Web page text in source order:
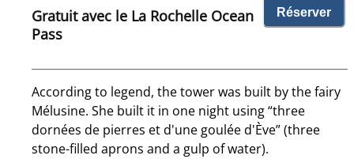
Gratuit avec le La Rochelle Ocean
Pass
Réserver
According to legend, the tower was built by the fairy
Mélusine. She built it in one night using “three
dornées de pierres et d'une goulée d'Ève” (three
stone-filled aprons and a gulp of water).